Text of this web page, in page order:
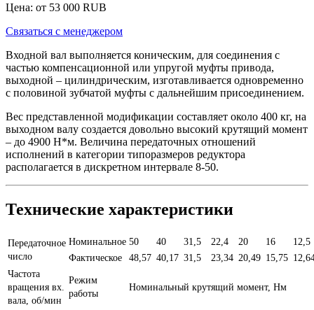
Цена: от 53 000 RUB
Связаться с менеджером
Входной вал выполняется коническим, для соединения с
частью компенсационной или упругой муфты привода,
выходной – цилиндрическим, изготавливается одновременно
с половиной зубчатой муфты с дальнейшим присоединением.
Вес представленной модификации составляет около 400 кг, на
выходном валу создается довольно высокий крутящий момент
– до 4900 Н*м. Величина передаточных отношений
исполнений в категории типоразмеров редуктора
располагается в дискретном интервале 8-50.
Технические характеристики
Передаточное
число
Номинальное 50 40 31,5 22,4 20 16
12,5
Фактическое
48,57 40,17 31,5 23,34 20,49 15,75
Частота
вращения вх.
вала, об/мин
Режим
работы
Номинальный крутящий момент, Нм